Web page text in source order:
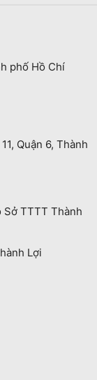
phố Hồ Chí
Quận 6, Thành
TTTT Thành
Lợi